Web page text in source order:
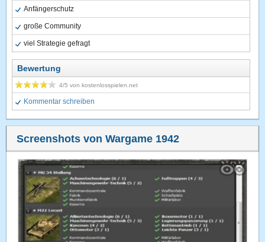
Anfängerschutz
große Community
viel Strategie gefragt
Bewertung
4/5 vonkostenlosspielen.net
Kommentar schreiben
Screenshots von Wargame 1942